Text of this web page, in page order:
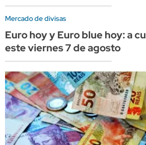
Mercado de divisas
Euro hoy y Euro blue hoy: a
este viernes 7 de agosto